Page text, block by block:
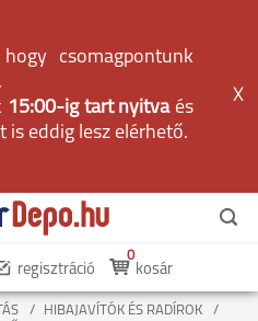
csomagpontunk
15:00-ig tart nyitvaés
is eddig lesz elérhető.
X
regisztráció kosár
0
HIBAJAVÍTÓK ÉS RADÍROK